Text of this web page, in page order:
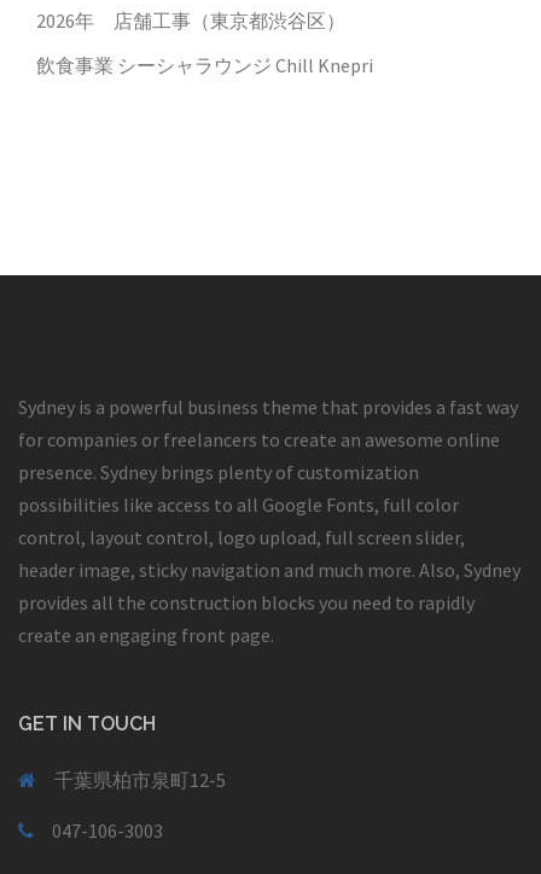
2026年 店舗工事（東京都渋谷区）
飲食事業 シーシャラウンジ Chill Knepri
Sydney is a powerful business theme that provides a fast way
for companies or freelancers to create an awesome online
presence. Sydney brings plenty of customization
possibilities like access to all Google Fonts, full color
control, layout control, logo upload, full screen slider,
header image, sticky navigation and much more. Also, Sydney
provides all the construction blocks you need to rapidly
create an engaging front page.
GET IN TOUCH
千葉県柏市泉町12-5
047-106-3003